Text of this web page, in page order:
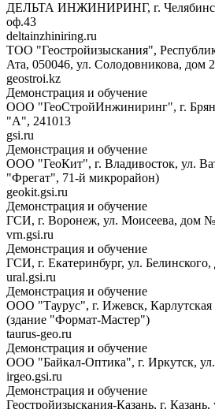
ДЕЛЬТА ИНЖИНИРИНГ, г.
оф.43
deltainzhiniring.ru
ТОО "Геостройизыскания",
Ата, 050046, ул. Солодовникова,
geostroi.kz
Демонстрация и обучение
ООО "ГеоСтройИнжиниринг", г.
"А", 241013
gsi.ru
Демонстрация и обучение
ООО "ГеоКит", г. Владивосток, ул.
"Фрегат", 71-й микрорайон)
geokit.gsi.ru
Демонстрация и обучение
ГСИ, г. Воронеж, ул. Моисеева, дом
vrn.gsi.ru
Демонстрация и обучение
ГСИ, г. Екатеринбург, ул.
ural.gsi.ru
Демонстрация и обучение
ООО "Таурус", г. Ижевск, Карлутская
(здание "Формат-Мастер")
taurus-geo.ru
Демонстрация и обучение
ООО "Байкал-Оптика", г. Иркутск, ул.
irgeo.gsi.ru
Демонстрация и обучение
Геостройизыскания-Казань, г.